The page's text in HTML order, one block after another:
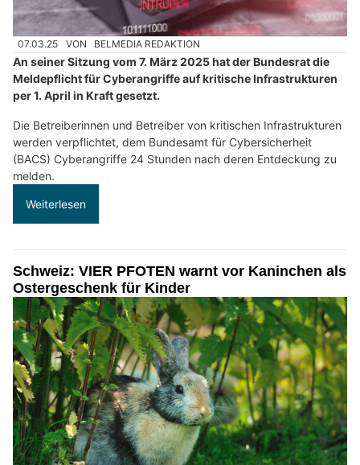
07.03.25 VON BELMEDIA REDAKTION
An seiner Sitzung vom 7. März 2025 hat der Bundesrat die
Meldepflicht für Cyberangriffe auf kritische Infrastrukturen
per 1. April in Kraft gesetzt.
Die Betreiberinnen und Betreiber von kritischen Infrastrukturen
werden verpflichtet, dem Bundesamt für Cybersicherheit
(BACS) Cyberangriffe 24 Stunden nach deren Entdeckung zu
melden.
Weiterlesen
Schweiz: VIER PFOTEN warnt vor Kaninchen als
Ostergeschenk für Kinder